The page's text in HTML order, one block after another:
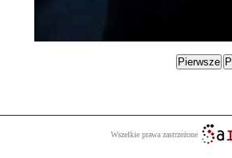
Wszelkie prawa zastrzeżone